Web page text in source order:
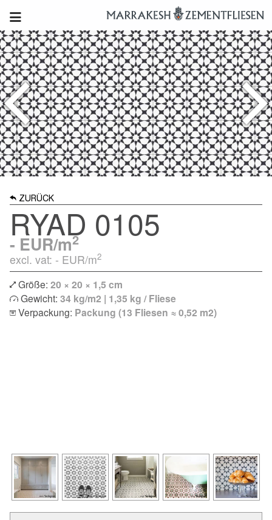
ZURÜCK
RYAD 0105
- EUR/m2
excl. vat: - EUR/m2
Größe: 20 × 20 × 1,5 cm
Gewicht: 34 kg/m2 | 1,35 kg / Fliese
Verpackung: Packung (13 Fliesen ≈ 0,52 m2)